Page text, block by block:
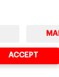
ACCEPT